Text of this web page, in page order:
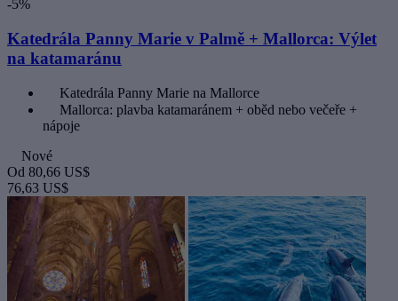
-5%
Katedrála Panny Marie v Palmě + Mallorca: Výlet
na katamaránu
Katedrála Panny Marie na Mallorce
Mallorca: plavba katamaránem + oběd nebo večeře +
nápoje
Nové
Od 80,66 US$
76,63 US$